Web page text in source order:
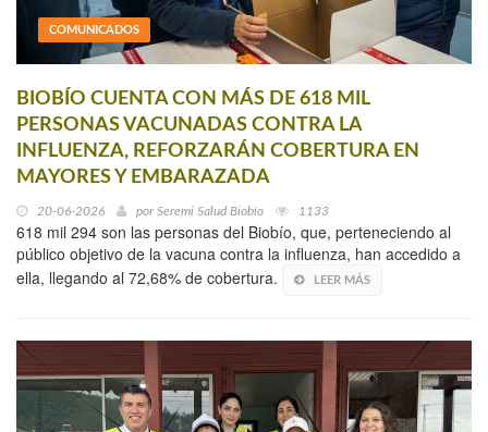
COMUNICADOS
BIOBÍO CUENTA CON MÁS DE 618 MIL
PERSONAS VACUNADAS CONTRA LA
INFLUENZA, REFORZARÁN COBERTURA EN
MAYORES Y EMBARAZADA
20-06-2026 por Seremi Salud Biobío 1133
618 mil 294 son las personas del Biobío, que, perteneciendo al
público objetivo de la vacuna contra la influenza, han accedido a
ella, llegando al 72,68% de cobertura.
LEER MÁS